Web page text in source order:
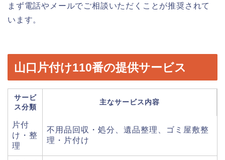
まず電話やメールでご相談いただくことが推奨されて
います。
山口片付け110番の提供サービス
サービ
ス分類
主なサービス内容
片付
け・整
理
不用品回収・処分、遺品整理、ゴミ屋敷整
理・片付け